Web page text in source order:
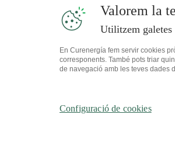
Revisarem la
Veure tots els
Valorem la
Utilitzem galetes
En Curenergía fem servir cookies
corresponents. També pots triar
de navegació amb les teves dades
Configuració de cookies